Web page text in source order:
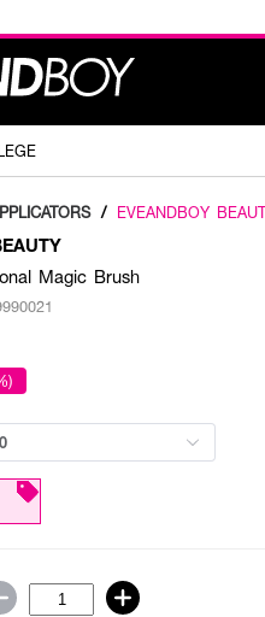
/ EVEANDBOY
Magic Brush